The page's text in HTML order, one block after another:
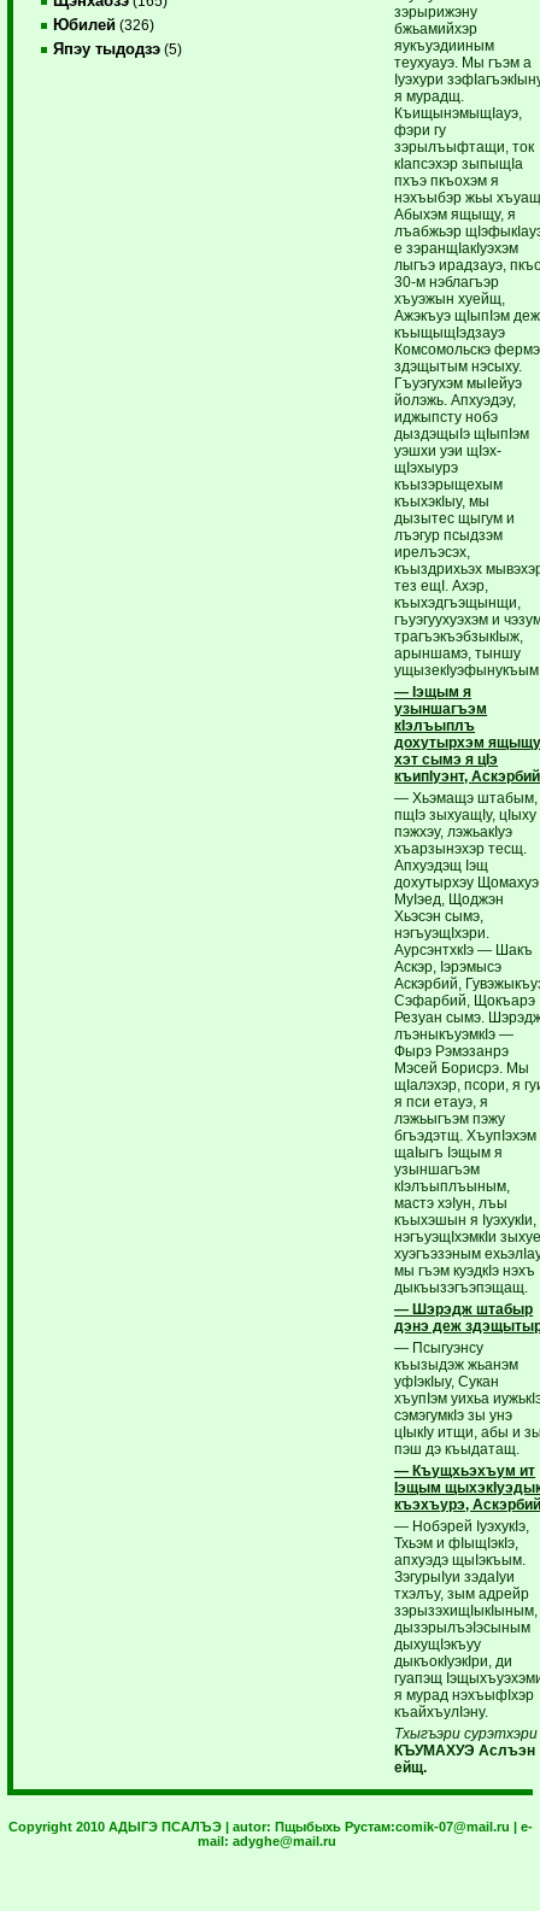
Юбилей (326)
Япэу тыдодзэ (5)
зэрырижэну
бжьамийхэр
яукъуэдииным
теухуауэ. Мы гъэм а
Iуэхури
я мурадщ.
КъищынэмыщIауэ,
фэри гу
зэрылъыфтащи, ток
кIапсэхэр зыпыщIа
пхъэ пкъохэм я
нэхъыбэр жьы
Абыхэм ящыщу, я
лъабжьэр
е зэранщIакIуэхэм
лыгъэ ирадзауэ,
30-м нэблагъэр
хъуэжын хуейщ,
Ажэкъуэ щIыпIэм деж
къыщыщIэдзауэ
Комсомольскэ
здэщытым нэсыху.
Гъуэгухэм мыIейуэ
йолэжь. Апхуэдэу,
иджыпсту нобэ
дыздэщыIэ щIыпIэм
уэшхи уэи щIэх-
щIэхыурэ
къызэрыщехым
къыхэкIыу, мы
дызытес щыгум и
лъэгур псыдзэм
ирелъэсэх,
къыздрихьэх
тез ещI. Ахэр,
къыхэдгъэщынщи,
гъуэгуухуэхэм и
трагъэкъэбзыкIыж,
арыншамэ, тыншу
— Iэщым я
узыншагъэм
кIэлъыплъ
дохутырхэм
хэт сымэ я цIэ
къипIуэнт,
— Хьэмащэ штабым,
пщIэ зыхуащIу, цIыху
пэжхэу, лэжьакIуэ
хъарзынэхэр тесщ.
Апхуэдэщ Iэщ
дохутырхэу Щомахуэ
МуIэед, Щоджэн
Хьэсэн сымэ,
нэгъуэщIхэри.
АурсэнтхкIэ — Шакъ
Аскэр, Iэрэмысэ
Аскэрбий,
Сэфарбий, Щокъарэ
Резуан сымэ.
лъэныкъуэмкIэ —
Фырэ Рэмэзанрэ
Мэсей Борисрэ. Мы
щIалэхэр, псори, я
я пси етауэ, я
лэжьыгъэм пэжу
бгъэдэтщ. ХъупIэхэм
щаIыгъ Iэщым я
узыншагъэм
кIэлъыплъыным,
мастэ хэIун, лъы
къыхэшын я IуэхукIи,
нэгъуэщIхэмкIи
хуэгъэзэным
мы гъэм куэдкIэ нэхъ
дыкъызэгъэпэщащ.
— Шэрэдж штабыр
дэнэ деж
— Псыгуэнсу
къызыдэж жьанэм
уфIэкIыу, Сукан
хъупIэм уихьа
сэмэгумкIэ зы унэ
цIыкIу итщи, абы и
пэш дэ къыдатащ.
— Къущхьэхъум ит
Iэщым
къэхъурэ,
— Нобэрей IуэхукIэ,
Тхьэм и фIыщIэкIэ,
апхуэдэ щыIэкъым.
ЗэгурыIуи зэдаIуи
тхэлъу, зым адрейр
зэрызэхищIыкIыным,
дызэрылъэIэсыным
дыхущIэкъуу
дыкъокIуэкIри, ди
гуапэщ
я мурад нэхъыфIхэр
къайхъулIэну.
Тхыгъэри
КЪУМАХУЭ Аслъэн
ейщ.
Copyright 2010 АДЫГЭ ПСАЛЪЭ | autor: Пщыбыхь Рустам:comik-07@mail.ru | e-
mail: adyghe@mail.ru